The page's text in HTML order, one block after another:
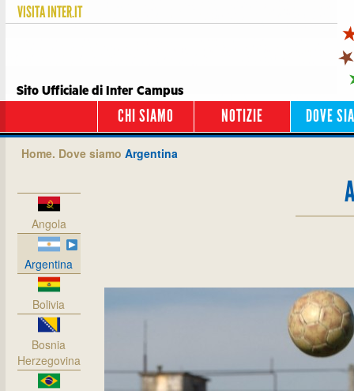
VISITAINTER.IT
Sito Ufficiale di Inter Campus
CHI SIAMO NOTIZIE DOVE
Home. Dove siamo Argentina
Angola
Argentina
Bolivia
Bosnia
Herzegovina